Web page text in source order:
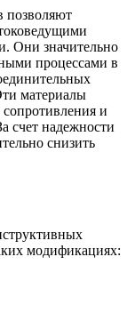
позволяют
Они значительно
процессами в
материалы
и
счет надежности
снизить
модификациях: